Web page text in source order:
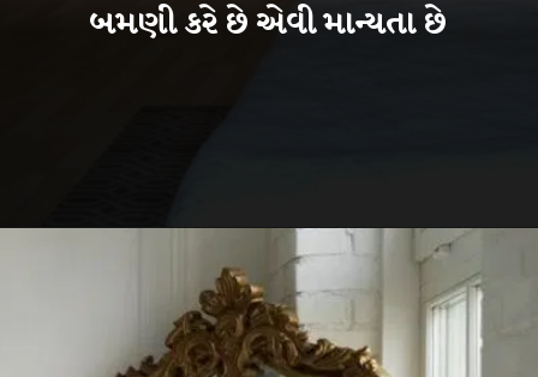
બમણી કરે છે એવી માન્યતા છે